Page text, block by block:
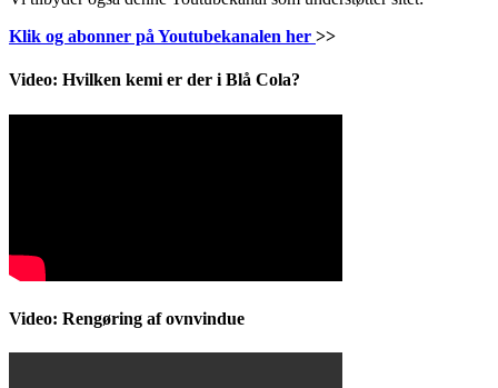
Klik og abonner på Youtubekanalen her >>
Video: Hvilken kemi er der i Blå Cola?
Video: Rengøring af ovnvindue